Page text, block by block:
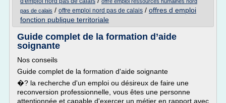
pas de calais / offre emploi nord pas de calais / offres d emploi
fonction publique territoriale
Guide complet de la formation d’aide
soignante
Nos conseils
Guide complet de la formation d'aide soignante
�? la recherche d'un emploi ou désireux de faire une
reconversion professionnelle, vous êtes une personne
attentionnée et capable d'exercer un métier en rapport avec